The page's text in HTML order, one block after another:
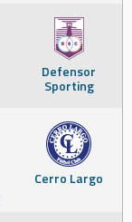
Defensor
Sporting
Cerro Largo